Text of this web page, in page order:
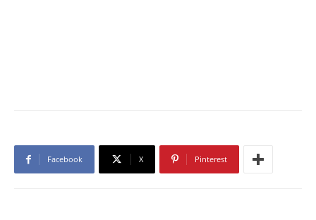
Facebook X Pinterest